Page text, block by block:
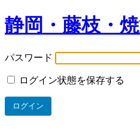
静岡・藤枝・
パスワード
ログイン状態を保存する